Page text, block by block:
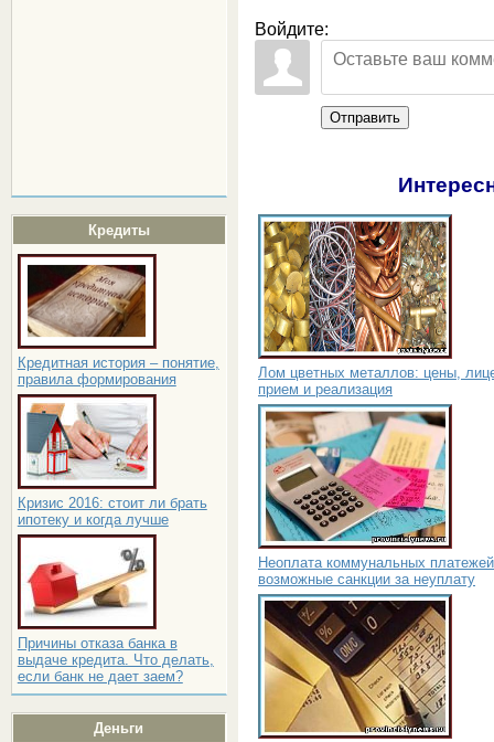
Кредиты
Кредитная история – понятие,
правила формирования
Кризис 2016: стоит ли брать
ипотеку и когда лучше
Причины отказа банка в
выдаче кредита. Что делать,
если банк не дает заем?
Деньги
Войдите:
Отправить
Лом цветных металлов: цены,
прием и реализация
Неоплата коммунальных
возможные санкции за неуплату